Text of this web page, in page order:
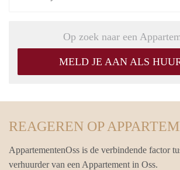
Op zoek naar een
MELD JE AAN ALS
REAGEREN OP
AppartementenOss is de verbindende factor
verhuurder van een Appartement in Oss.